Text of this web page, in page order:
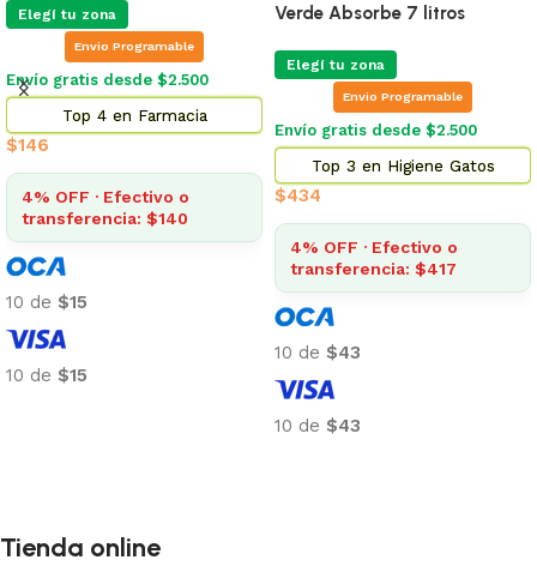
Elegí tu zona
Envio Programable
Envío gratis desde $2.500
Top 4 en Farmacia
$146
4% OFF · Efectivo o
transferencia: $140
10 de $15
10 de $15
Verde Absorbe 7 litros
Elegí tu zona
Envio Programable
Envío gratis desde $2.500
Top 3 en Higiene Gatos
$434
4% OFF · Efectivo o
transferencia: $417
10 de $43
10 de $43
Tienda online